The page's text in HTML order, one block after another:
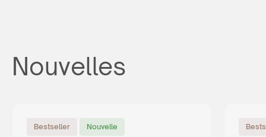
Nouvelles
Bestseller Nouvelle